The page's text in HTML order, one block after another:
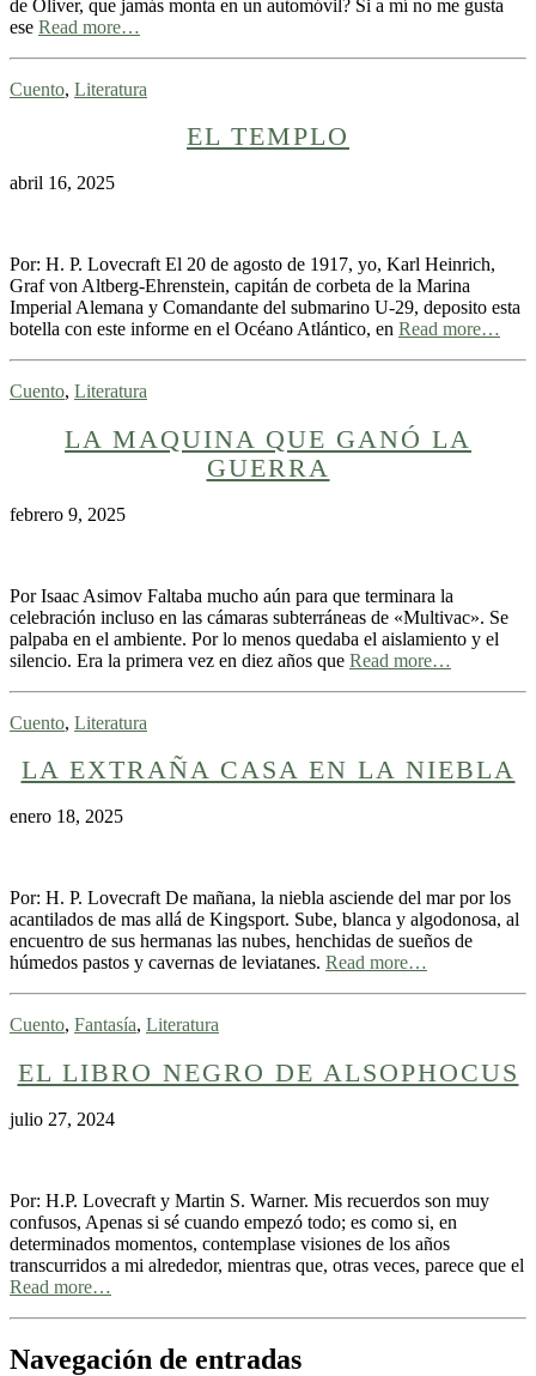
de Oliver, que jamás monta en un automóvil? Si a mí no me gusta
ese Read more…
Cuento, Literatura
EL TEMPLO
abril 16, 2025
Por: H. P. Lovecraft El 20 de agosto de 1917, yo, Karl Heinrich,
Graf von Altberg-Ehrenstein, capitán de corbeta de la Ma­rina
Imperial Alemana y Comandante del submarino U-29, deposito esta
botella con este informe en el Océano Atlántico, en Read more…
Cuento, Literatura
LA MAQUINA QUE GANÓ LA
GUERRA
febrero 9, 2025
Por Isaac Asimov Faltaba mucho aún para que terminara la
celebración incluso en las cámaras subterráneas de «Multivac». Se
palpaba en el ambiente. Por lo menos quedaba el aislamiento y el
silencio. Era la primera vez en diez años que Read more…
Cuento, Literatura
LA EXTRAÑA CASA EN LA NIEBLA
enero 18, 2025
Por: H. P. Lovecraft De mañana, la niebla asciende del mar por los
acantilados de mas allá de Kingsport. Sube, blanca y algodonosa, al
encuentro de sus hermanas las nubes, henchidas de sueños de
húmedos pastos y cavernas de leviatanes. Read more…
Cuento, Fantasía, Literatura
EL LIBRO NEGRO DE ALSOPHOCUS
julio 27, 2024
Por: H.P. Lovecraft y Martin S. Warner. Mis recuerdos son muy
confusos, Apenas si sé cuando empezó todo; es como si, en
determinados momentos, contemplase visiones de los años
transcurridos a mi alrededor, mientras que, otras veces, parece que el
Read more…
Navegación de entradas